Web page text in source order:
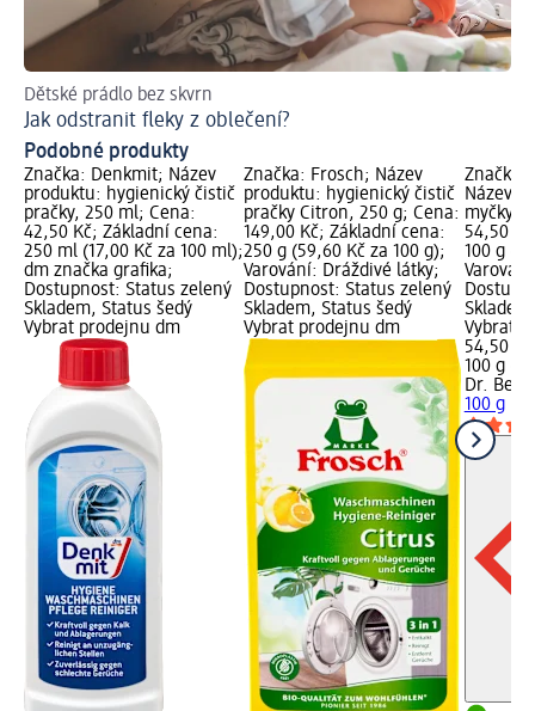
Dětské prádlo bez skvrn
Jak odstranit fleky z oblečení?
Podobné produkty
Značka: Denkmit; Název
produktu: hygienický čistič
pračky, 250 ml; Cena:
42,50 Kč; Základní cena:
250 ml (17,00 Kč za 100 ml);
dm značka grafika;
Dostupnost: Status zelený
Skladem, Status šedý
Vybrat prodejnu dm
Značka: Frosch; Název
produktu: hygienický čistič
pračky Citron, 250 g; Cena:
149,00 Kč; Základní cena:
250 g (59,60 Kč za 100 g);
Varování: Dráždivé látky;
Dostupnost: Status zelený
Skladem, Status šedý
Vybrat prodejnu dm
Značka:
Název
myčky,
54,50
100 g
Vybrat
54,50 Kč
100 g
Dr.
100 g